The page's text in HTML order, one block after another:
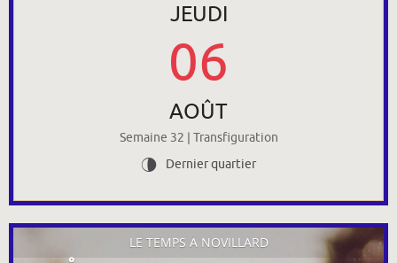
JEUDI
06
AOÛT
Semaine 32 | Transfiguration
U Dernier quartier
LE TEMPS À NOVILLARD